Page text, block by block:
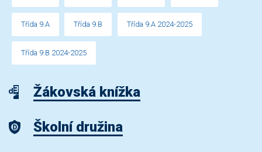
Třída 9.A Třída 9.B Třída 9.A 2024-2025
Třída 9.B 2024-2025
Žákovská knížka
Školní družina